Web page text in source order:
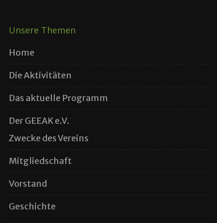
Unsere Themen
Home
Die Aktivitäten
Das aktuelle Programm
Der GEEAK e.V.
Zwecke des Vereins
Mitgliedschaft
Vorstand
Geschichte